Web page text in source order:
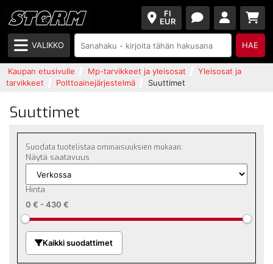
FI
EUR
VALIKKO HAE
Kaupan etusivulle Mp-tarvikkeet ja yleisosat
Yleisosat ja
tarvikkeet
Polttoainejärjestelmä Suuttimet
Suuttimet
Suodata tuotelistaa ominaisuuksien mukaan:
Näytä saatavuus
Hinta
0 € - 430 €
Kaikki suodattimet